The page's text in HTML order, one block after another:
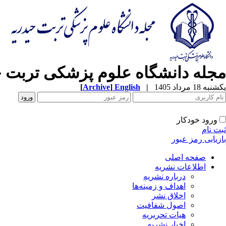
مجله دانشگاه علوم پزشکی تربت
یکشنبه 18 مرداد 1405 |
English
[Archive]
ورود خودکار
ثبت نام
بازیابی رمز عبور
صفحه اصلی
اطلاعات نشریه
درباره نشریه
اهداف و زمینه‌ها
اخلاق نشر
اصول شفافیت
هیات تحریریه
اخبار نشریه